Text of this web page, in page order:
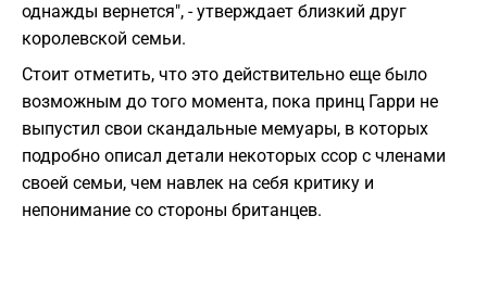
однажды вернется", - утверждает близкий друг
королевской семьи.
Стоит отметить, что это действительно еще было
возможным до того момента, пока принц Гарри не
выпустил свои скандальные мемуары, в которых
подробно описал детали некоторых ссор с членами
своей семьи, чем навлек на себя критику и
непонимание со стороны британцев.